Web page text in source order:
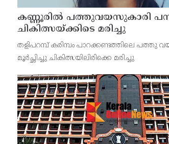
കണ്ണൂരിൽ പത്തുവയസുകാരി
ചികിത്സയ്ക്കിടെ മരിച്ചു
തളിപറമ്പ് കരിമ്പം പാറക്കണ്ടത്തിലെ പത്തു
മൂർച്ഛിച്ചു ചികിത്സയിലിരിക്കെ മരിച്ചു